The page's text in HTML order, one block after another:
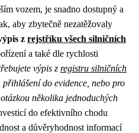
vozem, je snadno dostupný a
aby zbytečně nezatěžovaly
z rejstříku všech silničních
a také dle rychlosti
výpis z registru silničních
do evidence, nebo pro
několika jednoduchých
do efektivního chodu
a důvěryhodnost informací